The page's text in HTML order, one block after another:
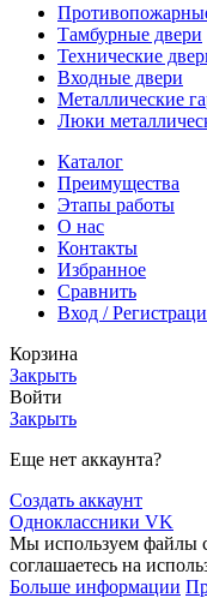
Тамбурные двери
Технические
Входные двери
Металлические
Люки
Каталог
Преимущества
Этапы работы
О нас
Контакты
Избранное
Сравнить
Вход /
Корзина
Закрыть
Войти
Закрыть
Еще нет аккаунта?
Создать аккаунт
Одноклассники VK
Мы используем файлы
соглашаетесь на
Больше информации